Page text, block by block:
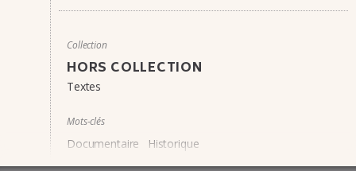
Collection
HORS COLLECTION
Textes
Mots-clés
Documentaire Historique